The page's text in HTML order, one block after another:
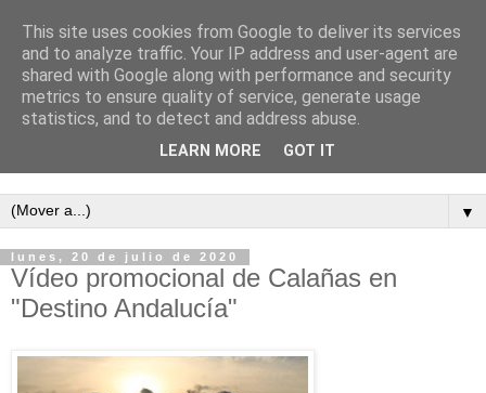
Semanario independiente de Calañas
▼
lunes, 20 de julio de 2020
Vídeo promocional de Calañas en
"Destino Andalucía"
This site uses cookies from Google to deliver its services
and to analyze traffic. Your IP address and user-agent are
shared with Google along with performance and security
metrics to ensure quality of service, generate usage
statistics, and to detect and address abuse.
LEARN MORE GOT IT